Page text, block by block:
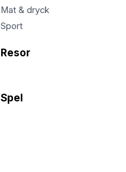
Mat & dryck
Sport
Resor
Spel